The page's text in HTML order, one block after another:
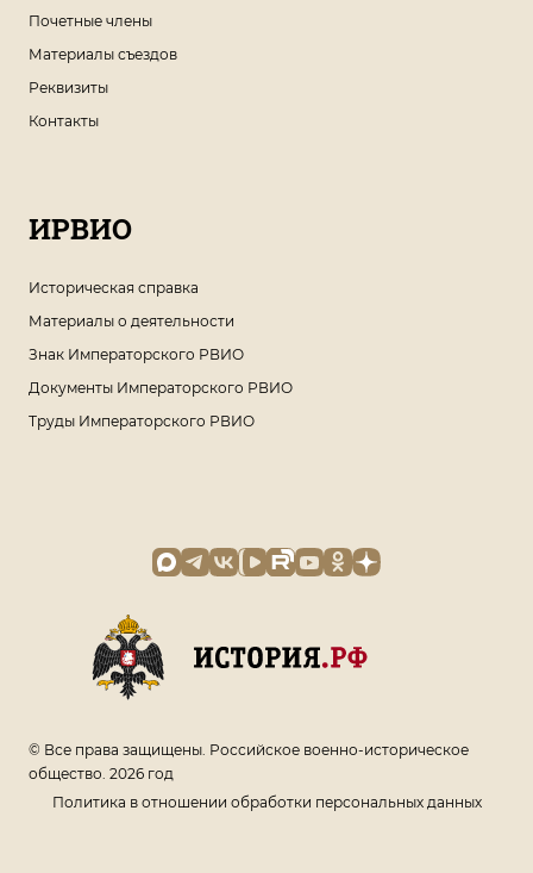
Почетные члены
Материалы съездов
Реквизиты
Контакты
ИРВИО
Историческая справка
Материалы о деятельности
Знак Императорского РВИО
Документы Императорского РВИО
Труды Императорского РВИО
© Все права защищены. Российское военно-историческое
общество. 2026 год
Политика в отношении обработки персональных данных